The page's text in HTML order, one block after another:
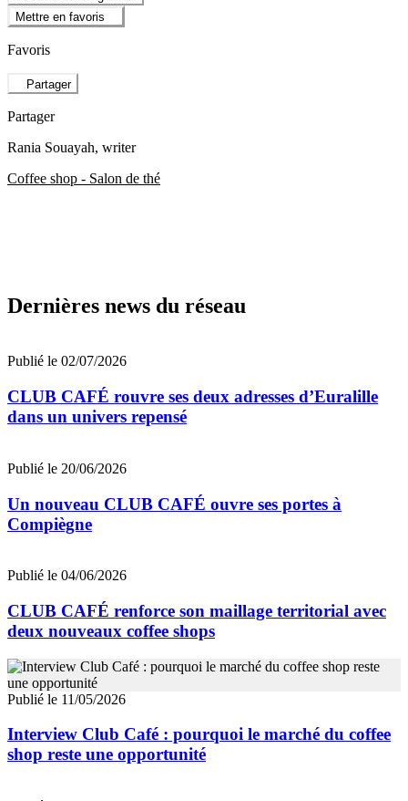
Mettre en favoris
Favoris
Partager
Partager
Rania Souayah, writer
Coffee shop - Salon de thé
Dernières news du réseau
Publié le 02/07/2026
CLUB CAFÉ rouvre ses deux adresses d’Euralille
dans un univers repensé
Publié le 20/06/2026
Un nouveau CLUB CAFÉ ouvre ses portes à
Compiègne
Publié le 04/06/2026
CLUB CAFÉ renforce son maillage territorial avec
deux nouveaux coffee shops
Publié le 11/05/2026
Interview Club Café : pourquoi le marché du coffee
shop reste une opportunité